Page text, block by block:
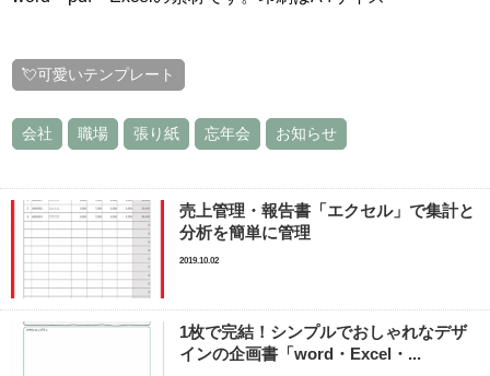
💘可愛いテンプレート
会社 職場 張り紙 忘年会 お知らせ
売上管理・報告書「エクセル」で集計と
分析を簡単に管理
2019.10.02
1枚で完結！シンプルでおしゃれなデザ
インの企画書「word・Excel・...